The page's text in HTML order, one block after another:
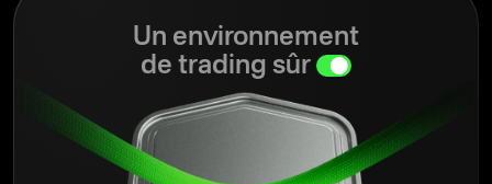
Un environnement
de trading sûr